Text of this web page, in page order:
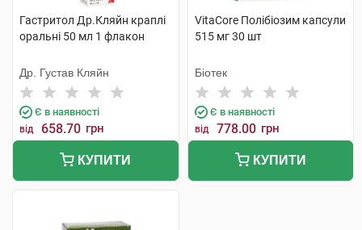
Гастритол Др.Кляйн краплі
оральні 50 мл 1 флакон
Др. Густав Кляйн
Є в наявності
від 658.70 грн
КУПИТИ
VitaCore Полібіозим капсули
515 мг 30 шт
Біотек
Є в наявності
від 778.00 грн
КУПИТИ